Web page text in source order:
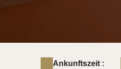
Ankunftszeit :